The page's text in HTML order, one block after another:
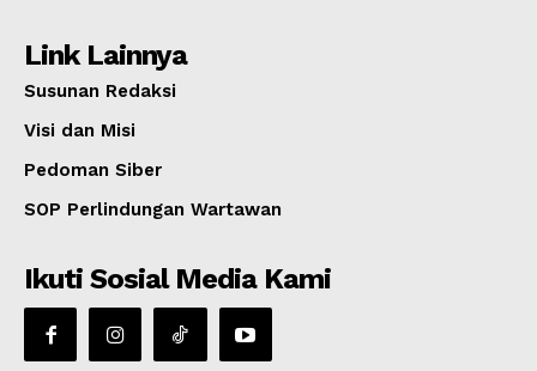
Link Lainnya
Susunan Redaksi
Visi dan Misi
Pedoman Siber
SOP Perlindungan Wartawan
Ikuti Sosial Media Kami